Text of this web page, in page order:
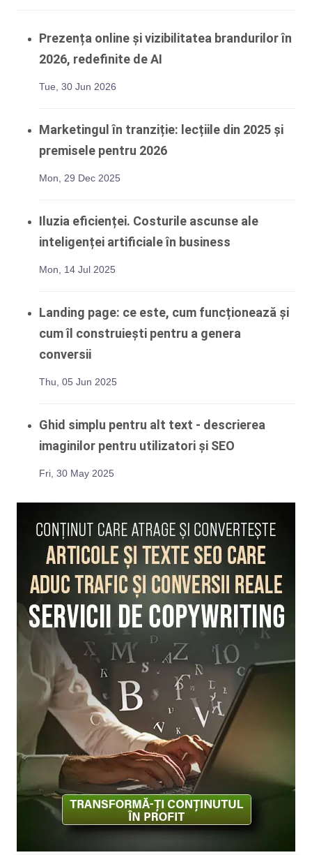
Prezența online și vizibilitatea brandurilor în
2026, redefinite de AI
Tue, 30 Jun 2026
Marketingul în tranziție: lecțiile din 2025 și
premisele pentru 2026
Mon, 29 Dec 2025
Iluzia eficienței. Costurile ascunse ale
inteligenței artificiale în business
Mon, 14 Jul 2025
Landing page: ce este, cum funcționează și
cum îl construiești pentru a genera
conversii
Thu, 05 Jun 2025
Ghid simplu pentru alt text - descrierea
imaginilor pentru utilizatori și SEO
Fri, 30 May 2025